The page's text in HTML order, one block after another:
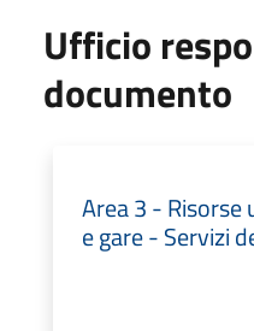
Ufficio
documento
Area 3 -
e gare - Servizi